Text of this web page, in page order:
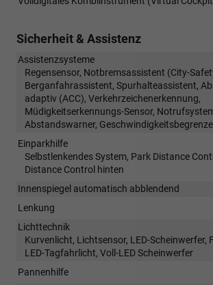
Sicherheit & Assistenz
Assistenzsysteme
Regensensor, Notbremsassistent (City-
Berganfahrassistent, Spurhalteassistent,
adaptiv (ACC), Verkehrzeichenerkennung,
Müdigkeitserkennungs-Sensor,
Abstandswarner,
Einparkhilfe
Selbstlenkendes System, Park Distance
Distance Control hinten
Innenspiegel automatisch abblendend
Lenkung
Lichttechnik
Kurvenlicht, Lichtsensor, LED-Scheinwerfer,
LED-Tagfahrlicht, Voll-LED Scheinwerfer
Pannenhilfe